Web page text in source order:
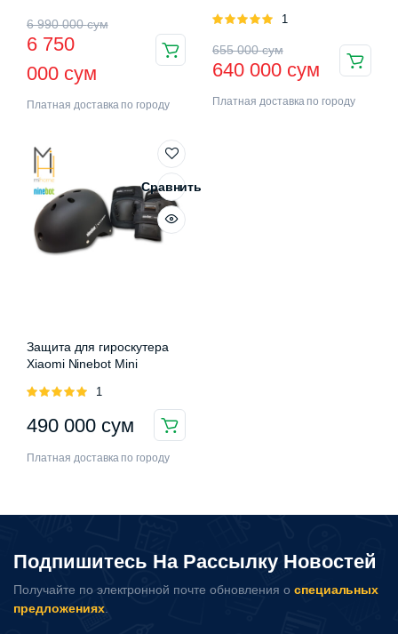
6 990 000сум
Первоначальная
цена
составляла
6
990
000 сум.
6 750
000 сум
Текущая
цена:
6
750
000 сум.
Платная доставка по городу
Оценка
1
655 000сум
Первоначальная
цена
составляла
640 000 сум
Текущая
цена:
640
Платная доставка по городу
Сравнить
Защита для гироскутера
Xiaomi Ninebot Mini
Оценка
1
490 000 сум
Платная доставка по городу
Подпишитесь На Рассылку Новостей
Получайте по электронной почте обновления о специальных
предложениях.